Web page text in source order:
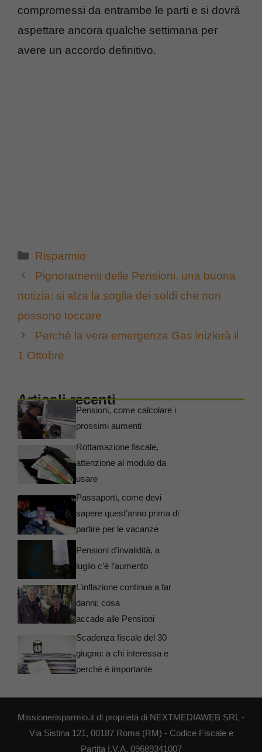
compromessi da entrambe le parti e si dovrà
aspettare ancora qualche settimana per
avere un accordo definitivo.
Categorie
Risparmio
Pignoramenti delle Pensioni, una buona
notizia: si alza la soglia dei soldi che non
possono toccare
Perchè la vera emergenza Gas inizierà il
1 Ottobre
Articoli recenti
Pensioni, come calcolare i
prossimi aumenti
Rottamazione fiscale,
attenzione al modulo da
usare
Passaporti, come devi
sapere quest’anno prima di
partire per le vacanze
Pensioni d’invalidità, a
luglio c’è l’aumento
L’inflazione continua a far
danni: cosa
accade alle Pensioni
Scadenza fiscale del 30
giugno: a chi interessa e
perché è importante
Missionerisparmio.it di proprietà di NEXTMEDIAWEB SRL -
Via Sistina 121, 00187 Roma (RM) - Codice Fiscale e
Partita I.V.A. 09689341007